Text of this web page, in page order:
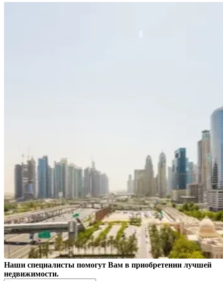
Наши специалисты помогут Вам в приобретении лучшей
недвижимости.